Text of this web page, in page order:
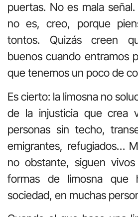
puertas. No es mala
no es, creo, porque
tontos. Quizás creen
buenos cuando entramos
que tenemos un poco de
Es cierto: la limosna no
de la injusticia que crea
personas sin techo,
emigrantes, refugiados…
no obstante, siguen
formas de limosna que
sociedad, en muchas